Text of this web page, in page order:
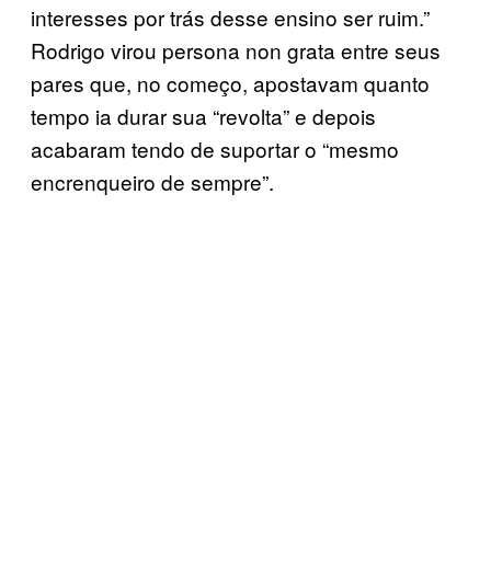
interesses por trás desse ensino ser ruim.”
Rodrigo virou persona non grata entre seus
pares que, no começo, apostavam quanto
tempo ia durar sua “revolta” e depois
acabaram tendo de suportar o “mesmo
encrenqueiro de sempre”.